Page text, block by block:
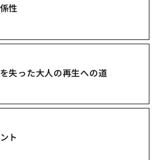
性
失った大人の再生への道
ト